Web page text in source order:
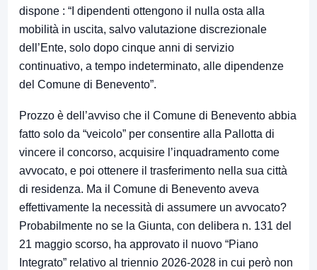
dispone : “I dipendenti ottengono il nulla osta alla
mobilità in uscita, salvo valutazione discrezionale
dell’Ente, solo dopo cinque anni di servizio
continuativo, a tempo indeterminato, alle dipendenze
del Comune di Benevento”.
Prozzo è dell’avviso che il Comune di Benevento abbia
fatto solo da “veicolo” per consentire alla Pallotta di
vincere il concorso, acquisire l’inquadramento come
avvocato, e poi ottenere il trasferimento nella sua città
di residenza. Ma il Comune di Benevento aveva
effettivamente la necessità di assumere un avvocato?
Probabilmente no se la Giunta, con delibera n. 131 del
21 maggio scorso, ha approvato il nuovo “Piano
Integrato” relativo al triennio 2026-2028 in cui però non